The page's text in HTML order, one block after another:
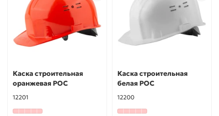
Каска строительная
оранжевая РОС
12201
Каска строительная
белая РОС
12200